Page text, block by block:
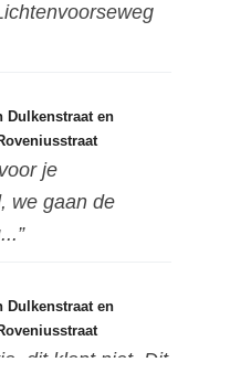
Dulkenstraat en
je
we gaan de
Dulkenstraat en
dit klopt niet. Dit